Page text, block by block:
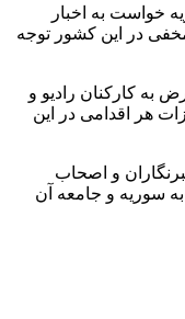
خواست به اخبار
در این کشور توجه
به کارکنان رادیو و
هر اقدامی در این
و اصحاب
سوریه و جامعه آن